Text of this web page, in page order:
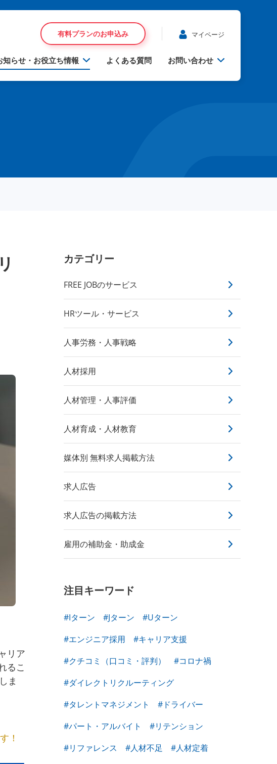
有料プランのお申込み マイページ
知らせ・お役立ち情報 よくある質問 お問い合わせ
リア
るこ
ま
！
カテゴリー
FREE JOBのサービス
HRツール・サービス
人事労務・人事戦略
人材採用
人材管理・人事評価
人材育成・人材教育
媒体別 無料求人掲載方法
求人広告
求人広告の掲載方法
雇用の補助金・助成金
注目キーワード
#Iターン #Jターン
#Uターン
#エンジニア採用
#キャリア支援
#クチコミ（口コミ・評判）
#コロナ禍
#ダイレクトリクルーティング
#タレントマネジメント
#ドライバー
#パート・アルバイト
#リテンション
#リファレンス
#人材不足
#人材定着